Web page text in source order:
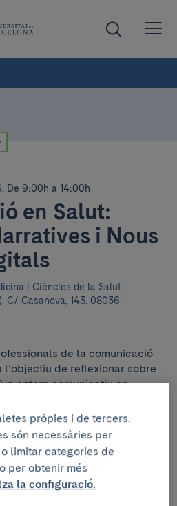
. De 9:00h a 14:00h
en Salut:
i Nous
i Ciències de la Salut
C/ Casanova, 143. 08036.
de la comunicació
l’objectiu de reflexionar sobre
entorn comunicatiu en
la creació i difusió de
del fact-checking davant
d’equilibrar el rigor a
pròpies i de tercers.
són necessàries per
limitar categories de
per obtenir més
la configuració.